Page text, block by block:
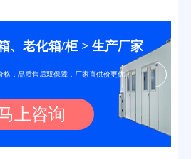
、老化箱/柜 > 生产厂家
格，品质售后双保障，厂家直供价更优！
上咨询